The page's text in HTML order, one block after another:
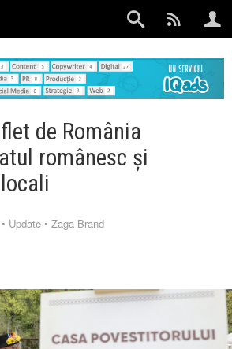
de România
românesc și
• Update • Zaga Brand